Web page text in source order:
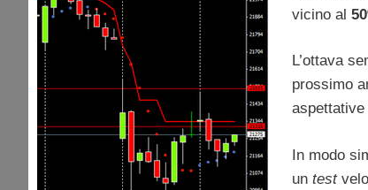
vicino al
L’ottava
prossimo
In modo
un test